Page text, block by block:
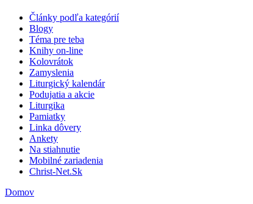
Články podľa kategórií
Blogy
Téma pre teba
Knihy on-line
Kolovrátok
Zamyslenia
Liturgický kalendár
Podujatia a akcie
Liturgika
Pamiatky
Linka dôvery
Ankety
Na stiahnutie
Mobilné zariadenia
Christ-Net.Sk
Domov